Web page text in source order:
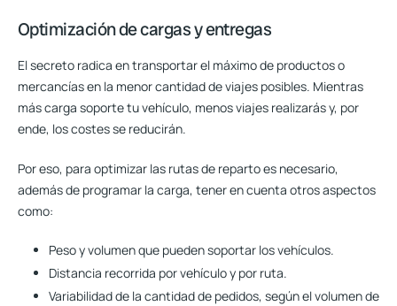
Optimización de cargas y entregas
El secreto radica en transportar el máximo de productos o
mercancías en la menor cantidad de viajes posibles. Mientras
más carga soporte tu vehículo, menos viajes realizarás y, por
ende, los costes se reducirán.
Por eso, para optimizar las rutas de reparto es necesario,
además de programar la carga, tener en cuenta otros aspectos
como:
Peso y volumen que pueden soportar los vehículos.
Distancia recorrida por vehículo y por ruta.
Variabilidad de la cantidad de pedidos, según el volumen de